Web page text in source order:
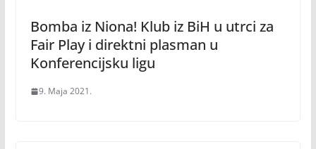
Bomba iz Niona! Klub iz BiH u utrci za
Fair Play i direktni plasman u
Konferencijsku ligu
9. Maja 2021.